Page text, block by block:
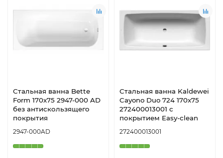
Стальная ванна Bette
Form 170х75 2947-000 AD
без антискользящего
покрытия
2947-000AD
Стальная ванна Kaldewei
Cayono Duo 724 170x75
272400013001 с
покрытием Easy-clean
272400013001